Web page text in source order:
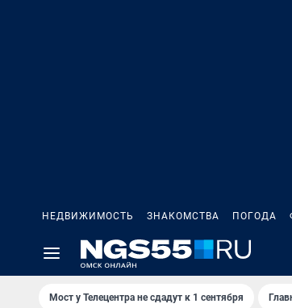
НЕДВИЖИМОСТЬ ЗНАКОМСТВА ПОГОДА
Мост у Телецентра не сдадут к 1 сентября